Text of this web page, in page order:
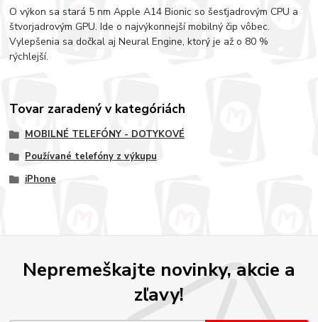
O výkon sa stará 5 nm Apple A14 Bionic so šesťjadrovým CPU a
štvorjadrovým GPU. Ide o najvýkonnejší mobilný čip vôbec.
Vylepšenia sa dočkal aj Neural Engine, ktorý je až o 80 %
rýchlejší.
Tovar zaradený v kategóriách
MOBILNÉ TELEFÓNY - DOTYKOVÉ
Používané telefóny z výkupu
iPhone
Nepremeškajte novinky, akcie a
zľavy!